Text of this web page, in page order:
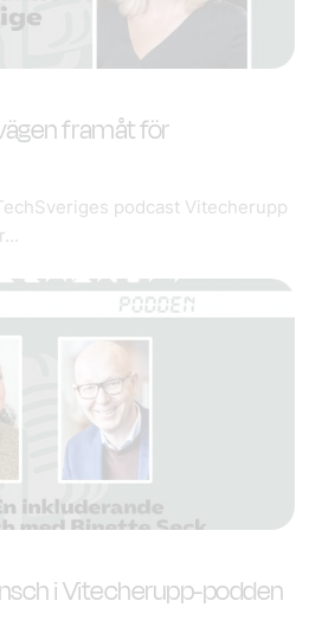
framåt för
podcast Vitecherupp
i Vitecherupp-podden